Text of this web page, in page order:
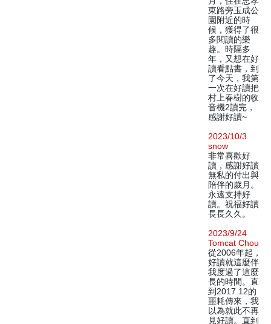
東路旁玉成公
園附近的時
候，獲得了很
多閱讀的樂
趣。時隔多
年，又想在好
讀看點書，到
了今天，我第
一次在好讀把
村上春樹的收
音機2讀完，
感謝好讀~
2023/10/3
snow
非常喜歡好
讀，感謝好讀
無私的付出與
陪伴的歲月。
永遠支持好
讀。祝福好讀
長長久久。
2023/9/24
Tomcat Chou
從2006年起，
好讀就這麼伴
我度過了這麼
長的時間。直
到2017.12的
噩耗傳來，我
以為就此不再
見好讀。直到